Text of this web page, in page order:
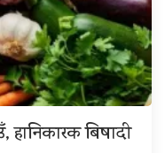
बिषादी